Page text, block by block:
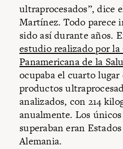
ultraprocesados”, dice
Martínez. Todo parece
sido así durante años.
estudio realizado por
Panamericana de la
ocupaba el cuarto lugar
productos
analizados, con 214
anualmente. Los
superaban eran
Alemania.